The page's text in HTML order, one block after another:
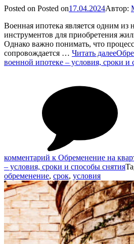
Posted on Posted on17.04.2024Автор:
Военная ипотека является одним из
инструментов для приобретения
Однако важно понимать, что
сопровождается … Читать далее
военной ипотеке – условия, сроки и
комментарий к Обременение на
– условия, сроки и способы снятия
обременение, срок, условия